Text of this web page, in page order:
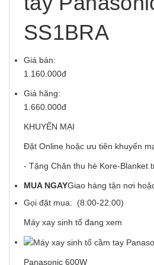
SS1BRA
Giá bán:
1.160.000đ
Giá hãng:
1.660.000đ
KHUYẾN MẠI
Đặt Online hoặc ưu tiên khuyến
- Tặng Chăn thu hè Kore-Blanket
MUA NGAYGiao hàng tận nơi
Gọi đặt mua: (8:00-22:00)
Máy xay sinh tố đang xem
Panasonic 600W